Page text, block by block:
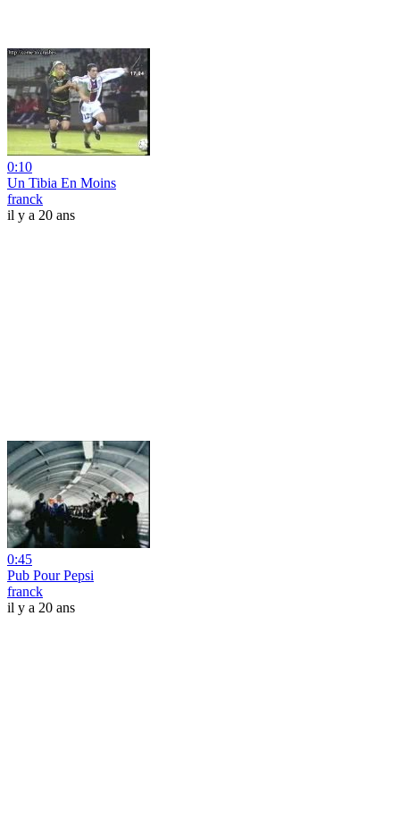
0:10
Un Tibia En Moins
franck
il y a 20 ans
0:45
Pub Pour Pepsi
franck
il y a 20 ans